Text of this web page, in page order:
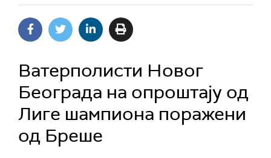
Ватерполисти Новог
Београда на опроштају од
Лиге шампиона поражени
од Бреше